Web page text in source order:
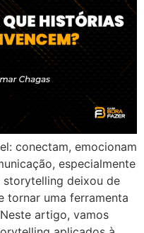
conectam, emocionam
especialmente
storytelling deixou de
tornar uma ferramenta
artigo, vamos